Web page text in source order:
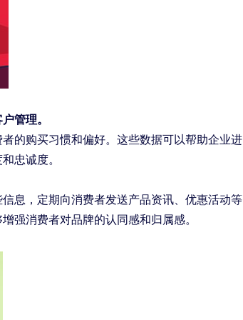
管理。
的购买习惯和偏好。这些数据可以帮助企业进
忠诚度。
息，定期向消费者发送产品资讯、优惠活动等
强消费者对品牌的认同感和归属感。